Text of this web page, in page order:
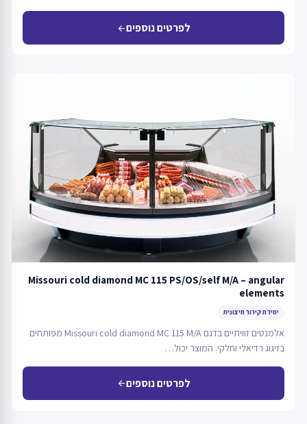
לפרטים נוספיםarrow_back
Missouri cold diamond MC 115 PS/OS/self M/A – angular
elements
יחידת קירור חיצונית
אלמנטים זוויתיים בדגם Missouri cold diamond MC 115 M/A מפותחים
בזיגוג רדיאלי וחלקי. המוצר יכול…
לפרטים נוספיםarrow_back